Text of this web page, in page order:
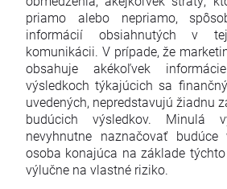
priamo alebo nepriamo,
informácií obsiahnutých v
komunikácii. V prípade, že
obsahuje akékoľvek
výsledkoch týkajúcich sa
uvedených, nepredstavujú žiadnu
budúcich výsledkov. Minulá
nevyhnutne naznačovať
osoba konajúca na základe
výlučne na vlastné riziko.